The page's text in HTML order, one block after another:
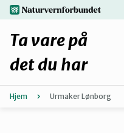
Hopp
til
hovedinnhold
naturvernforbundet.no
Ta vare på
det du har
Hjem Urmaker Lønborg